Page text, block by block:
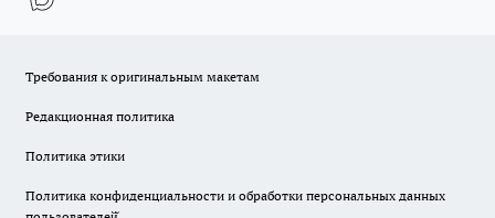
Требования к оригинальным макетам
Редакционная политика
Политика этики
Политика конфиденциальности и обработки персональных данных